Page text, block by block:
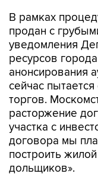
В рамках
продан с
уведомления
ресурсов
анонсирования
сейчас
торгов.
расторжение
участка с
договора мы
построить
дольщиков».